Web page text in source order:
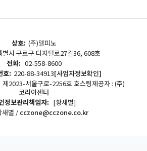
상호: (주)델피노
별시 구로구 디지털로27길36, 608호
전화: 02-558-8600
호: 220-88-34913[사업자정보확인]
제2023-서울구로-2256호 호스팅제공자 : (주)
코리아센터
정보관리책임자: [황새별]
새별 / cczone@cczone.co.kr